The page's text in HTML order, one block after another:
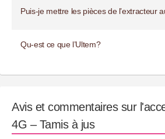
Puis-je mettre les pièces de l’extracteur
Qu-est ce que l’Ultem?
Avis et commentaires sur
4G – Tamis à jus